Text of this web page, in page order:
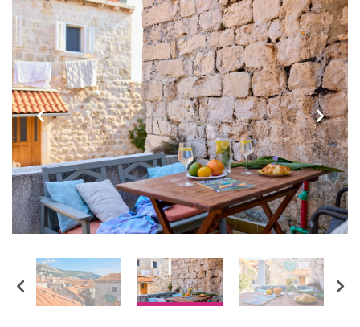
Vlasnici
KONTAKTIRAJTE
NAS
Hrvatski
English